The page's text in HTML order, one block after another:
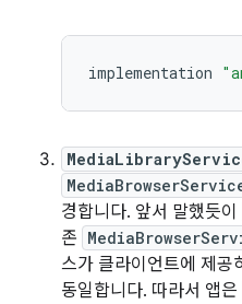
implementation
경합니다. 앞서 말했듯이
존
스가 클라이언트에 제공
동일합니다. 따라서 앱은